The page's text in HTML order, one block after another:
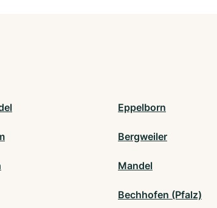
Eppelborn
Bergweiler
Mandel
Bechhofen (Pfalz)